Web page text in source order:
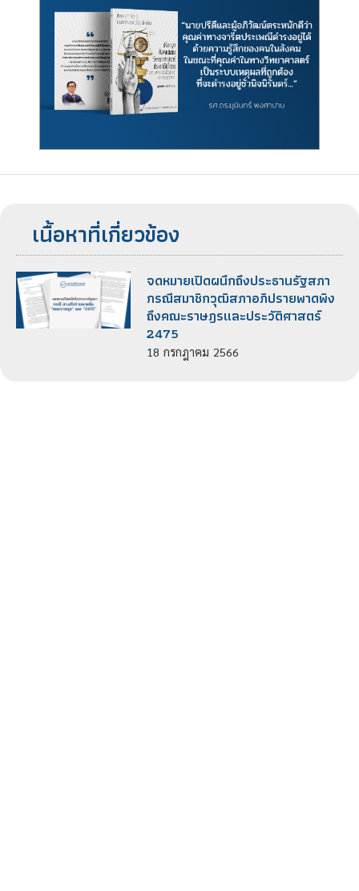
เนื้อหาที่เกี่ยวข้อง
จดหมายเปิดผนึกถึงประธานรัฐสภา
กรณีสมาชิกวุฒิสภาอภิปรายพาดพิง
ถึงคณะราษฎรและประวัติศาสตร์
2475
18 กรกฎาคม 2566